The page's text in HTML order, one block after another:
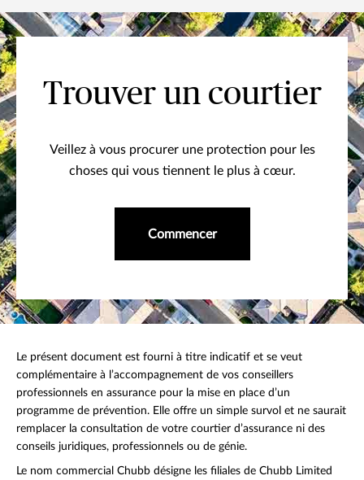
Trouver un courtier
Veillez à vous procurer une protection pour les
choses qui vous tiennent le plus à cœur.
Commencer
Le présent document est fourni à titre indicatif et se veut
complémentaire à l’accompagnement de vos conseillers
professionnels en assurance pour la mise en place d’un
programme de prévention. Elle offre un simple survol et ne saurait
remplacer la consultation de votre courtier d’assurance ni des
conseils juridiques, professionnels ou de génie.
Le nom commercial Chubb désigne les filiales de Chubb Limited